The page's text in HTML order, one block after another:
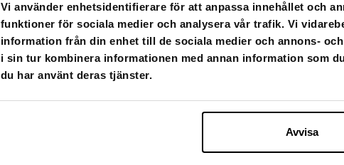
Vi använder enhetsidentifierare för att anpassa innehållet och
funktioner för sociala medier och analysera vår trafik. Vi
information från din enhet till de sociala medier och annons-
i sin tur kombinera informationen med annan information som
du har använt deras tjänster.
Avvisa
Registret behandlas omsorgsfullt och uppgifterna som
informationssystem. När registeruppgifter förvaras på
hårdvarans fysiska och digitala datasäkerhet. Den
information, servrarnas nyttjanderätt och annan
säkerhet behandlas konfidentiellt och endast av de